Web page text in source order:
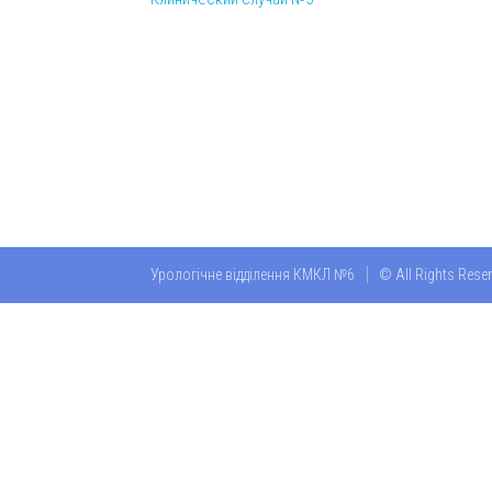
Урологічне відділення КМКЛ №6 © All Rights